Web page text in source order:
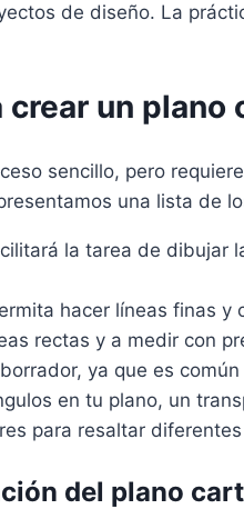
de diseño. La
un plano
sencillo, pero
una lista de
la tarea de dibujar
hacer líneas finas y
rectas y a medir con
ya que es
en tu plano, un
para resaltar
del plano